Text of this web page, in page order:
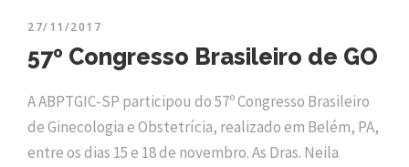
27/11/2017
57º Congresso Brasileiro de GO
A ABPTGIC-SP participou do 57º Congresso Brasileiro
de Ginecologia e Obstetrícia, realizado em Belém, PA,
entre os dias 15 e 18 de novembro. As Dras. Neila